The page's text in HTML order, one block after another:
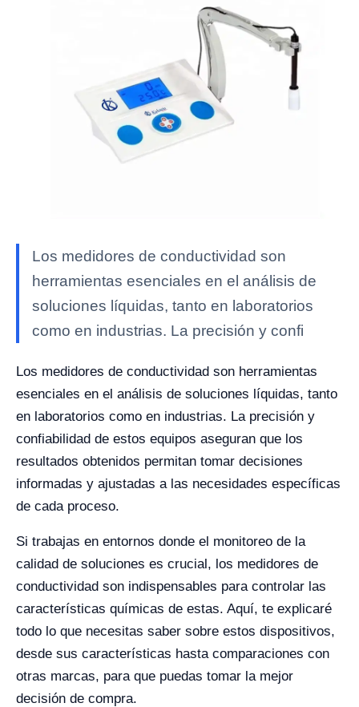
Los medidores de conductividad son
herramientas esenciales en el análisis de
soluciones líquidas, tanto en laboratorios
como en industrias. La precisión y confi
Los medidores de conductividad son herramientas
esenciales en el análisis de soluciones líquidas, tanto
en laboratorios como en industrias. La precisión y
confiabilidad de estos equipos aseguran que los
resultados obtenidos permitan tomar decisiones
informadas y ajustadas a las necesidades específicas
de cada proceso.
Si trabajas en entornos donde el monitoreo de la
calidad de soluciones es crucial, los medidores de
conductividad son indispensables para controlar las
características químicas de estas. Aquí, te explicaré
todo lo que necesitas saber sobre estos dispositivos,
desde sus características hasta comparaciones con
otras marcas, para que puedas tomar la mejor
decisión de compra.